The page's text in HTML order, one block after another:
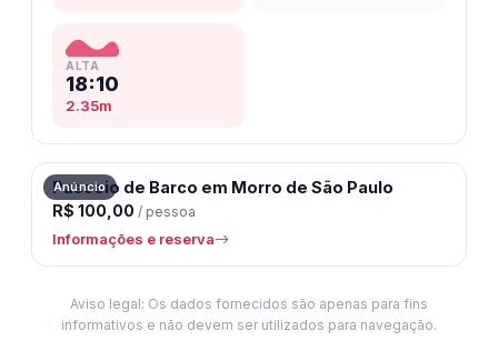
ALTA
18:10
2.35m
Anúncio
Passeio de Barco em Morro de São Paulo
R$ 100,00 / pessoa
Informações e reserva
Aviso legal: Os dados fornecidos são apenas para fins
informativos e não devem ser utilizados para navegação.